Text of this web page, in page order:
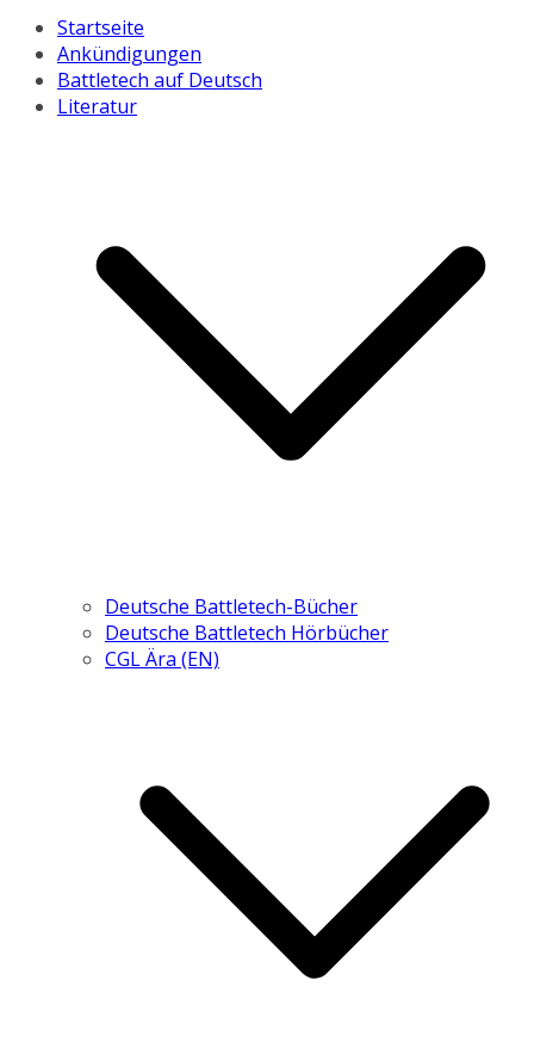
Startseite
Ankündigungen
Battletech auf Deutsch
Literatur
Deutsche Battletech-Bücher
Deutsche Battletech Hörbücher
CGL Ära (EN)